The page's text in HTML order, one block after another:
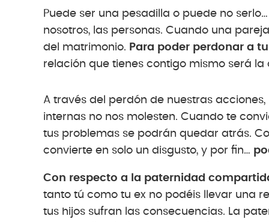
Puede ser una pesadilla o puede no
nosotros, las personas. Cuando una
del matrimonio. Para poder perdonar a
relación que tienes contigo mismo será
A través del perdón de nuestras
internas no nos molesten. Cuando te
tus problemas se podrán quedar atrás.
convierte en solo un disgusto, y por fin…
Con respecto a la paternidad
tanto tú como tu ex no podéis llevar una
tus hijos sufran las consecuencias. La